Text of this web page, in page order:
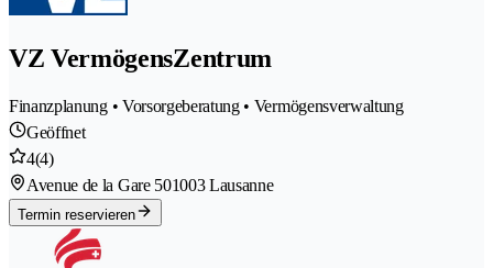
VZ VermögensZentrum
Finanzplanung • Vorsorgeberatung • Vermögensverwaltung
Geöffnet
4(4)
Avenue de la Gare 501003 Lausanne
Termin reservieren